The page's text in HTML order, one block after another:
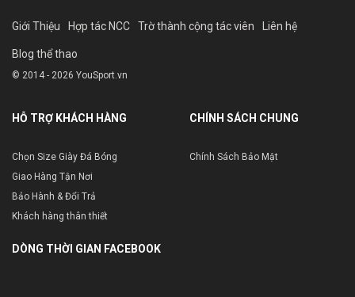
Giới Thiệu Hợp tác NCC Trờ thành cộng tác viên Liên hệ
Blog thể thao
© 2014 - 2026 YouSport.vn
HỖ TRỢ KHÁCH HÀNG
Chọn Size Giày Đá Bóng
Giao Hàng Tận Nơi
Bảo Hành & Đổi Trả
Khách hàng thân thiết
CHÍNH SÁCH CHUNG
Chính Sách Bảo Mật
DÒNG THỜI GIAN FACEBOOK